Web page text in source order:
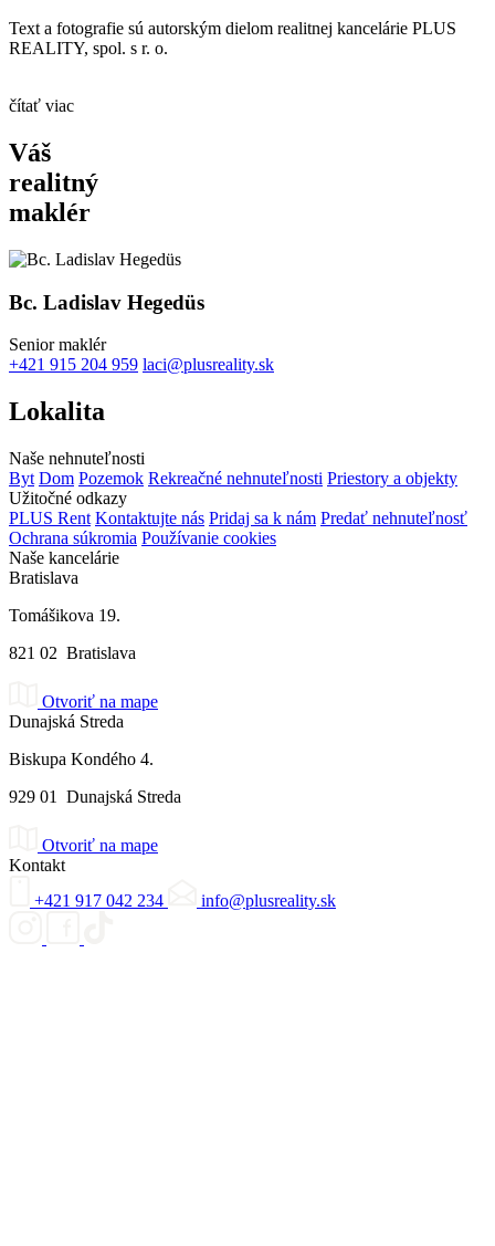
Text a fotografie sú autorským dielom realitnej kancelárie PLUS
REALITY, spol. s r. o.
čítať viac
Váš
realitný
maklér
Bc. Ladislav Hegedüs
Senior maklér
+421 915 204 959 laci@plusreality.sk
Lokalita
Naše nehnuteľnosti
Byt Dom Pozemok Rekreačné nehnuteľnosti Priestory a objekty
Užitočné odkazy
PLUS Rent Kontaktujte nás Pridaj sa k nám Predať nehnuteľnosť
Ochrana súkromia Používanie cookies
Naše kancelárie
Bratislava
Tomášikova 19.
821 02 Bratislava
Otvoriť na mape
Dunajská Streda
Biskupa Kondého 4.
929 01 Dunajská Streda
Otvoriť na mape
Kontakt
+421 917 042 234
info@plusreality.sk